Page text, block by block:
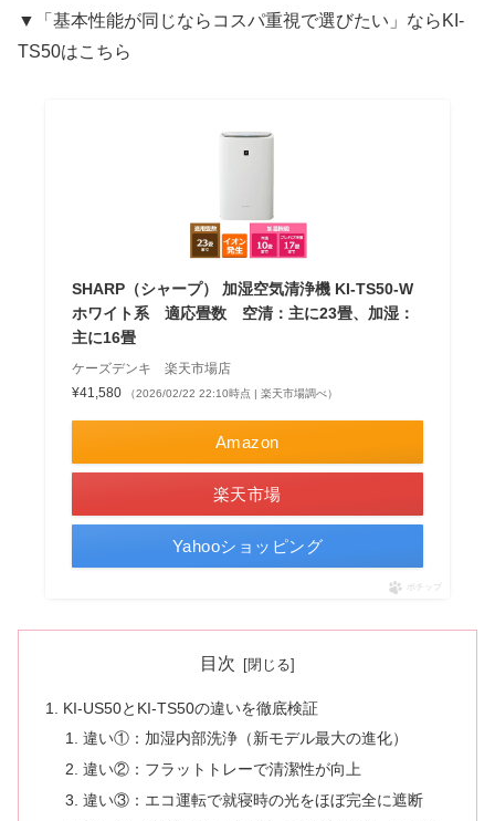
▼「基本性能が同じならコスパ重視で選びたい」ならKI-
TS50はこちら
SHARP（シャープ） 加湿空気清浄機 KI-TS50-W
ホワイト系 適応畳数 空清：主に23畳、加湿：
主に16畳
ケーズデンキ 楽天市場店
¥41,580
（2026/02/22 22:10時点 | 楽天市場調べ）
Amazon
楽天市場
Yahooショッピング
ポチップ
目次
KI-US50とKI-TS50の違いを徹底検証
違い①：加湿内部洗浄（新モデル最大の進化）
違い②：フラットトレーで清潔性が向上
違い③：エコ運転で就寝時の光をほぼ完全に遮断